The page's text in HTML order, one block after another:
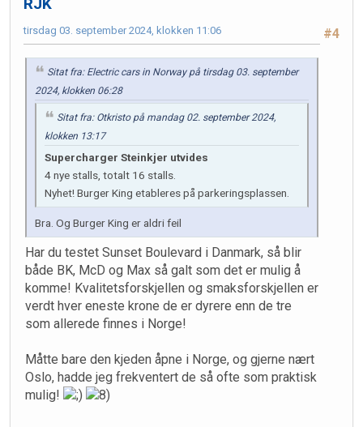
#4
tirsdag 03. september 2024, klokken 11:06
Sitat fra: Electric cars in Norway på tirsdag 03. september
2024, klokken 06:28
Sitat fra: Otkristo på mandag 02. september 2024,
klokken 13:17
Supercharger Steinkjer utvides
4 nye stalls, totalt 16 stalls.
Nyhet! Burger King etableres på parkeringsplassen.
Bra. Og Burger King er aldri feil
Har du testet Sunset Boulevard i Danmark, så blir
både BK, McD og Max så galt som det er mulig å
komme! Kvalitetsforskjellen og smaksforskjellen er
verdt hver eneste krone de er dyrere enn de tre
som allerede finnes i Norge!
Måtte bare den kjeden åpne i Norge, og gjerne nært
Oslo, hadde jeg frekventert de så ofte som praktisk
mulig!